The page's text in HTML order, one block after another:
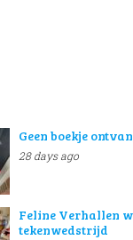
Geen boekje
28 days ago
Feline Verhallen
tekenwedstrijd